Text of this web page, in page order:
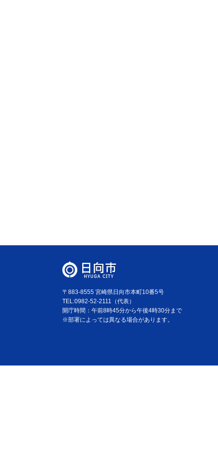
〒883-8555 宮崎県日向市本町10番5号
TEL:0982-52-2111（代表）
開庁時間：午前8時45分から午後4時30分まで
※部署によっては異なる場合があります。